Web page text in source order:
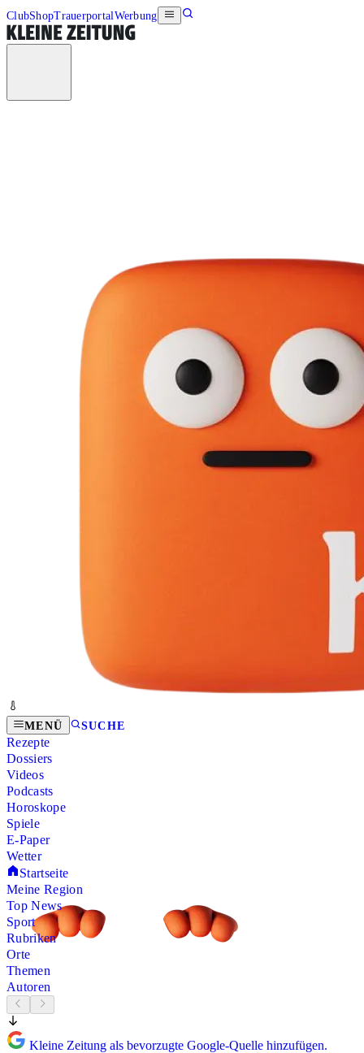
ClubShopTrauerportalWerbung
MENÜ SUCHE
Rezepte
Dossiers
Videos
Podcasts
Horoskope
Spiele
E-Paper
Wetter
Startseite
Meine Region
Top News
Sport
Rubriken
Orte
Themen
Autoren
Kleine Zeitung als bevorzugte Google-Quelle hinzufügen.